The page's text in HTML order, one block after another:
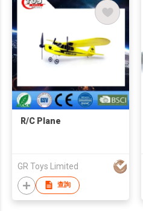
R/C Plane
GR Toys Limited
查詢